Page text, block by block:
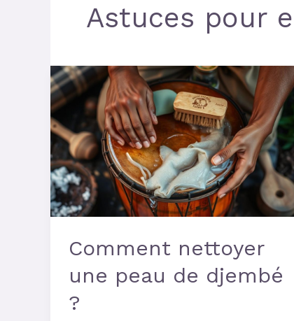
Astuces pour
Comment nettoyer
une peau de djembé
?